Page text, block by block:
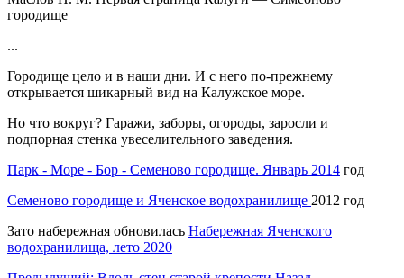
городище
...
Городище цело и в наши дни. И с него по-прежнему
открывается шикарный вид на Калужское море.
Но что вокруг? Гаражи, заборы, огороды, заросли и
подпорная стенка увеселительного заведения.
Парк - Море - Бор - Семеново городище. Январь 2014 год
Семеново городище и Яченское водохранилище 2012 год
Зато набережная обновилась Набережная Яченского
водохранилища, лето 2020